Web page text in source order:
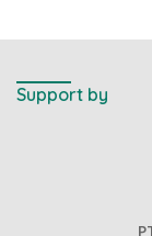
Support by